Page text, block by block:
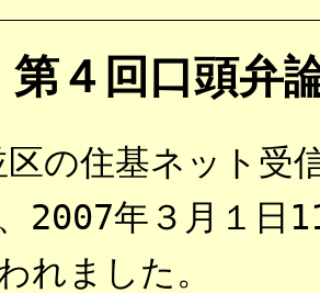
第４回口頭弁
区の住基ネット受
2007年３月１日
れました。